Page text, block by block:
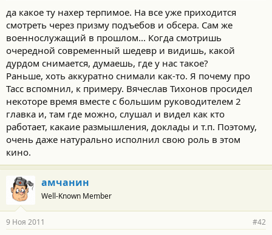
да какое ту нахер терпимое. На все уже приходится
смотреть через призму подъебов и обсера. Сам же
военнослужащий в прошлом... Когда смотришь
очередной современный шедевр и видишь, какой
дурдом снимается, думаешь, где у нас такое?
Раньше, хоть аккуратно снимали как-то. Я почему про
Тасс вспомнил, к примеру. Вячеслав Тихонов просидел
некоторе время вместе с большим руководителем 2
главка и, там где можно, слушал и видел как кто
работает, какаие размышления, доклады и т.п. Поэтому,
очень даже натурально исполнил свою роль в этом
кино.
амчанин
Well-Known Member
9 Ноя 2011 #42